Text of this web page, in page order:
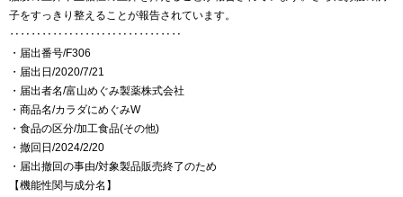
子をすっきり整えることが報告されています。
‥‥‥‥‥‥‥‥‥‥‥‥‥‥‥‥
・届出番号/F306
・届出日/2020/7/21
・届出者名/富山めぐみ製薬株式会社
・商品名/カラダにめぐみW
・食品の区分/加工食品(その他)
・撤回日/2024/2/20
・届出撤回の事由/対象製品販売終了のため
【機能性関与成分名】